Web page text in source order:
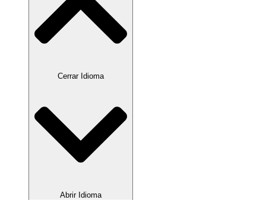
Cerrar Idioma
Abrir Idioma